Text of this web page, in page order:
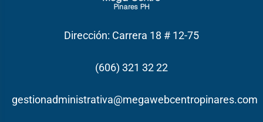
Dirección: Carrera 18 # 12-75
(606) 321 32 22
gestionadministrativa@megawebcentropinares.com